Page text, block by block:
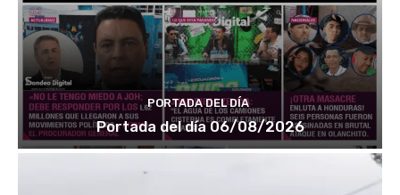
PORTADA DEL DÍA
Portada del día 06/08/2026